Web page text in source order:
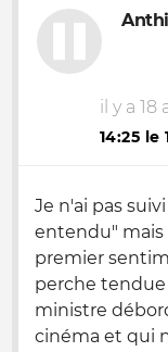
il y a 18
14:25 le
Je n'ai pas
entendu" mais
premier
perche tendue
ministre
cinéma et qui